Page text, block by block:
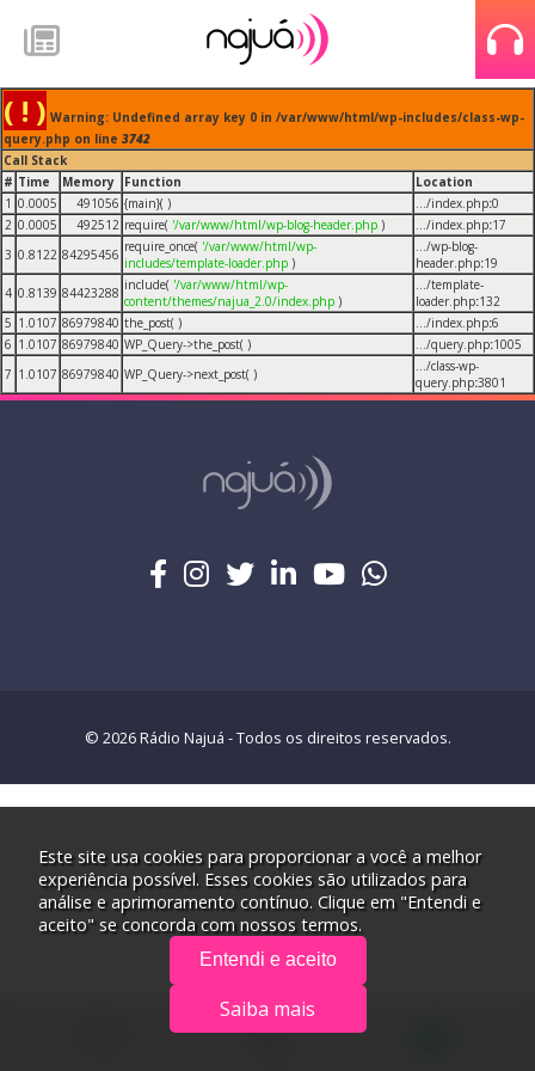
( ! ) Warning: Undefined array key 0 in /var/www/html/wp-includes/class-wp-
query.php on line 3742
Call Stack
# Time Memory Function
Location
1 0.0005 491056 {main}( ) .../index.php:0
2 0.0005 492512 require( '/var/www/html/wp-blog-header.php ) .../index.php:17
3 0.8122 84295456 require_once( '/var/www/html/wp-
includes/template-loader.php )
.../wp-blog-
header.php:19
4 0.8139 84423288 include( '/var/www/html/wp-
content/themes/najua_2.0/index.php )
.../template-
loader.php:132
5 1.0107 86979840 the_post( ) .../index.php:6
6 1.0107 86979840 WP_Query->the_post( ) .../query.php:1005
7 1.0107 86979840 WP_Query->next_post( )
.../class-wp-
query.php:3801
© 2026 Rádio Najuá - Todos os direitos reservados.
Este site usa cookies para proporcionar a você a melhor
experiência possível. Esses cookies são utilizados para
análise e aprimoramento contínuo. Clique em "Entendi e
aceito" se concorda com nossos termos.
Entendi e aceito
Saiba mais